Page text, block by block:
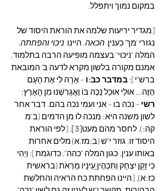
במקום נמוך ויתפלל.
[מגדיר יריעות שלמה את הוראת היסוד של
נגזרי ‘מך’ כענין הכאה, היינו ניכוי והפחתה.
המלה “ניכוי” בעצמה מופיעה הרבה בתלמוד,
אמנם מקורה בלשון מקרא לדעה ב’ המובאת
ברש”י]: במדבר כב:ו – אָרָה לִּי אֶת הָעָם
הַזֶּה… אוּלַי אוּכַל נַכֶּה בּוֹ וַאֲגָרְשֶׁנּוּ מִן הָאָרֶץ;
רשי – נכה בו – אני ועמי נכה בהם. דבר אחר
לשון משנה היא: מנכה לו מן הדמים (ב”מ
קה:), לחסר מהם מעט[3]
. [לפי הוראת
היסוד זו, גוזר י”ש (ב:מז,א) מלים אחרות
באותו ענין, כגון המלה “כהה”, כדוגמת]: וַיְהִי
כִּי זָקֵן יִצְחָק וַתִּכְהֶיןָ עֵינָיו מֵרְאֹת (בראשית
כז:א). [היינו הפחתת כח הראיה והחלשת